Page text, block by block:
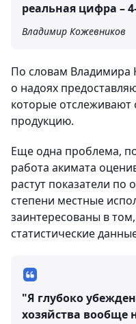
реальная цифра –
Владимир Кожевников
По словам Владимира
о надоях
которые отслеживают
продукцию.
Еще одна проблема,
работа акимата
растут показатели по
степени местные
заинтересованы в
статистические
"Я глубоко
хозяйства вообще